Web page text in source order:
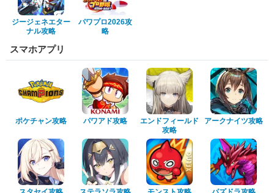
ジージェネエター
ナル攻略
パワプロ2026攻
略
スマホアプリ
ポケチャン攻略 パワアド攻略
エンドフィールド
攻略
アークナイツ攻略